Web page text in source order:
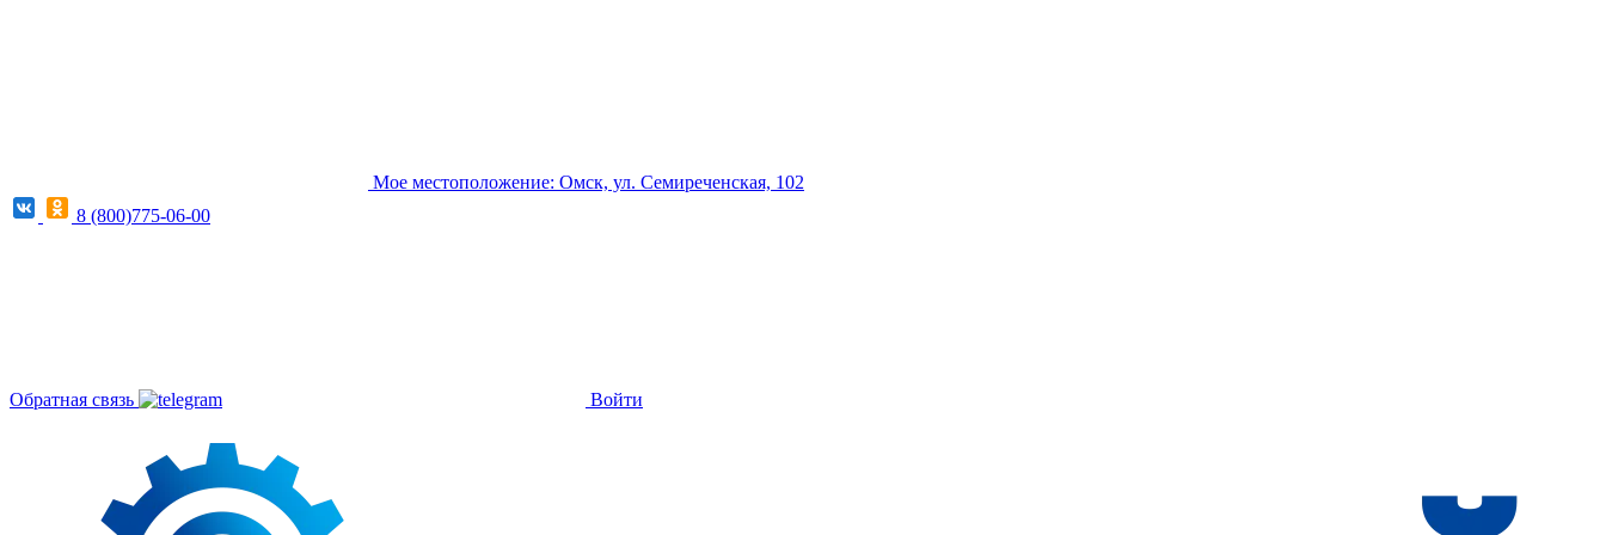
Мое местоположение: Омск, ул. Семиреченская, 102
8 (800)775-06-00
Обратная связь Войти